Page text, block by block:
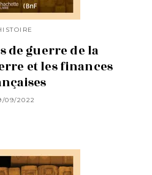
de guerre de la
et les finances
09/2022